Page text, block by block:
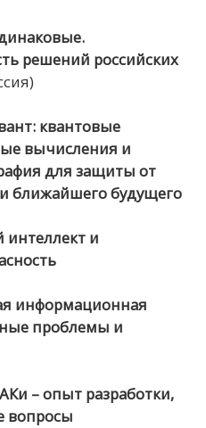
решений российских
квантовые
вычисления и
для защиты от
ближайшегобудущего
интеллект и
информационная
проблемы и
– опыт разработки,
вопросы